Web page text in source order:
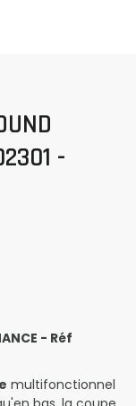
-
- Réf
multifonctionnel